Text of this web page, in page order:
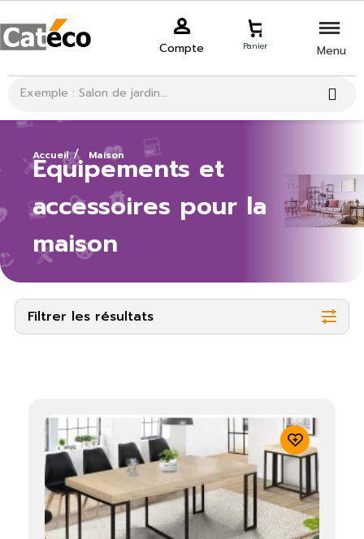
Compte Panier Menu
Accueil Maison
Equipements et
accessoires pour la
maison
Filtrer les résultats